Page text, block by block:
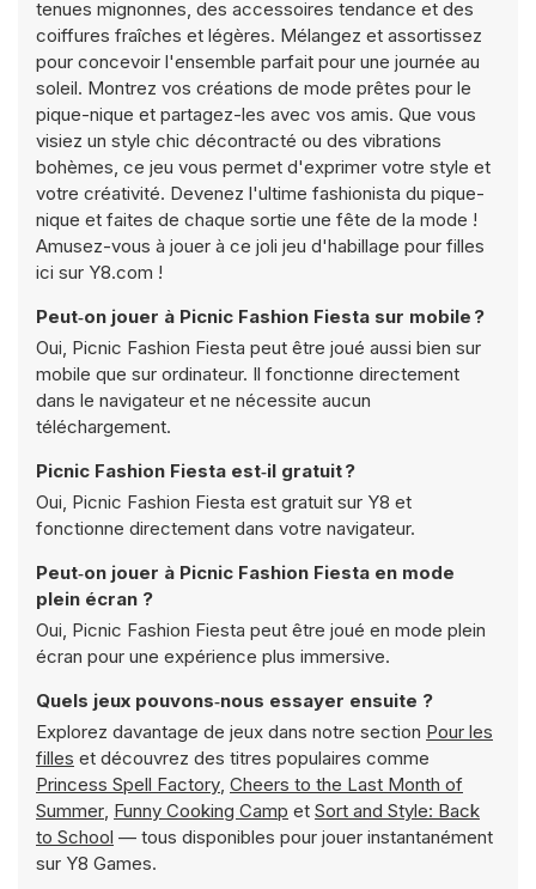
tenues mignonnes, des accessoires tendance et des
coiffures fraîches et légères. Mélangez et assortissez
pour concevoir l'ensemble parfait pour une journée au
soleil. Montrez vos créations de mode prêtes pour le
pique-nique et partagez-les avec vos amis. Que vous
visiez un style chic décontracté ou des vibrations
bohèmes, ce jeu vous permet d'exprimer votre style et
votre créativité. Devenez l'ultime fashionista du pique-
nique et faites de chaque sortie une fête de la mode !
Amusez-vous à jouer à ce joli jeu d'habillage pour filles
ici sur Y8.com !
Peut‑on jouer à Picnic Fashion Fiesta sur mobile ?
Oui, Picnic Fashion Fiesta peut être joué aussi bien sur
mobile que sur ordinateur. Il fonctionne directement
dans le navigateur et ne nécessite aucun
téléchargement.
Picnic Fashion Fiesta est‑il gratuit ?
Oui, Picnic Fashion Fiesta est gratuit sur Y8 et
fonctionne directement dans votre navigateur.
Peut‑on jouer à Picnic Fashion Fiesta en mode
plein écran ?
Oui, Picnic Fashion Fiesta peut être joué en mode plein
écran pour une expérience plus immersive.
Quels jeux pouvons‑nous essayer ensuite ?
Explorez davantage de jeux dans notre section Pour les
filles et découvrez des titres populaires comme
Princess Spell Factory, Cheers to the Last Month of
Summer, Funny Cooking Camp et Sort and Style: Back
to School — tous disponibles pour jouer instantanément
sur Y8 Games.